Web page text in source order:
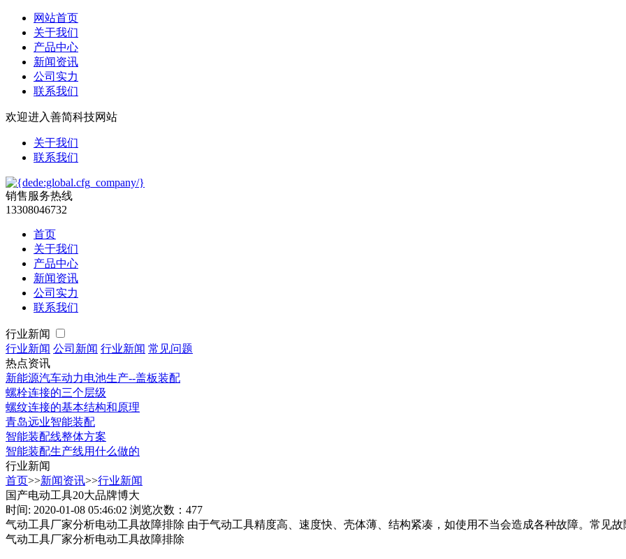
网站首页
关于我们
产品中心
新闻资讯
公司实力
联系我们
欢迎进入善简科技网站
关于我们
联系我们
销售服务热线
13308046732
首页
关于我们
产品中心
新闻资讯
公司实力
联系我们
行业新闻
行业新闻 公司新闻 行业新闻 常见问题
热点资讯
新能源汽车动力电池生产--盖板装配
螺栓连接的三个层级
螺纹连接的基本结构和原理
青岛远业智能装配
智能装配线整体方案
智能装配生产线用什么做的
行业新闻
首页>>新闻资讯>>行业新闻
国产电动工具20大品牌博大
时间: 2020-01-08 05:46:02 浏览次数：477
气动工具厂家分析电动工具故障排除 由于气动工具精度高、速度快、壳体薄、结构紧凑，如使用不当会造成各种故障。常见
气动工具厂家分析电动工具故障排除